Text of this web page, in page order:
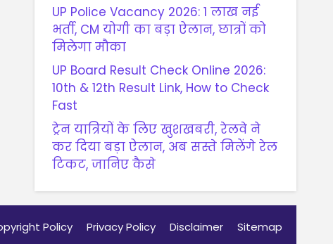
UP Police Vacancy 2026: 1 लाख नई
भर्ती, CM योगी का बड़ा ऐलान, छात्रों को
मिलेगा मौका
UP Board Result Check Online 2026:
10th & 12th Result Link, How to Check
Fast
ट्रेन यात्रियों के लिए खुशखबरी, रेलवे ने
कर दिया बड़ा ऐलान, अब सस्ते मिलेंगे रेल
टिकट, जानिए कैसे
Policy Privacy Policy Disclaimer Sitemap